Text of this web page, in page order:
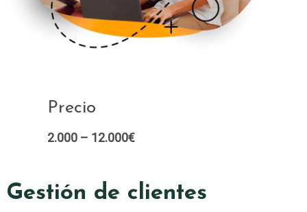
Precio
2.000 – 12.000€
Gestión de clientes